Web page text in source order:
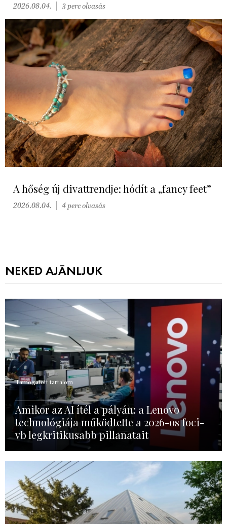
2026.08.04. 3 perc olvasás
A hőség új divattrendje: hódít a „fancy feet”
2026.08.04. 4 perc olvasás
NEKED AJÁNLJUK
Támogatott tartalom
Amikor az AI ítél a pályán: a Lenovo
technológiája működtette a 2026-os foci-
vb legkritikusabb pillanatait